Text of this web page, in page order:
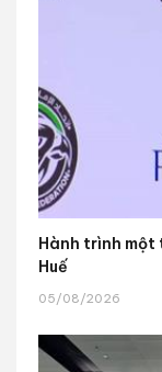
Hành trình một
Huế
05/08/2026